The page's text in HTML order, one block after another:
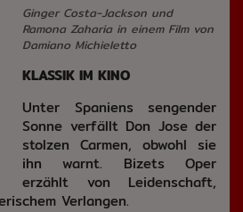
Ginger Costa-Jackson und
Ramona Zaharia in einem Film von
Damiano Michieletto
KLASSIK IM KINO
Unter Spaniens sengender
Sonne verfällt Don Jose der
stolzen Carmen, obwohl sie
ihn warnt. Bizets Oper
erzählt von Leidenschaft,
Verlangen.